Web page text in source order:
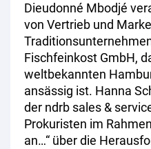
Dieudonné Mbodjé
von Vertrieb und
Fischfeinkost GmbH,
weltbekannten
ansässig ist. Hanna
der ndrb sales &
Prokuristen im
an…“ über die